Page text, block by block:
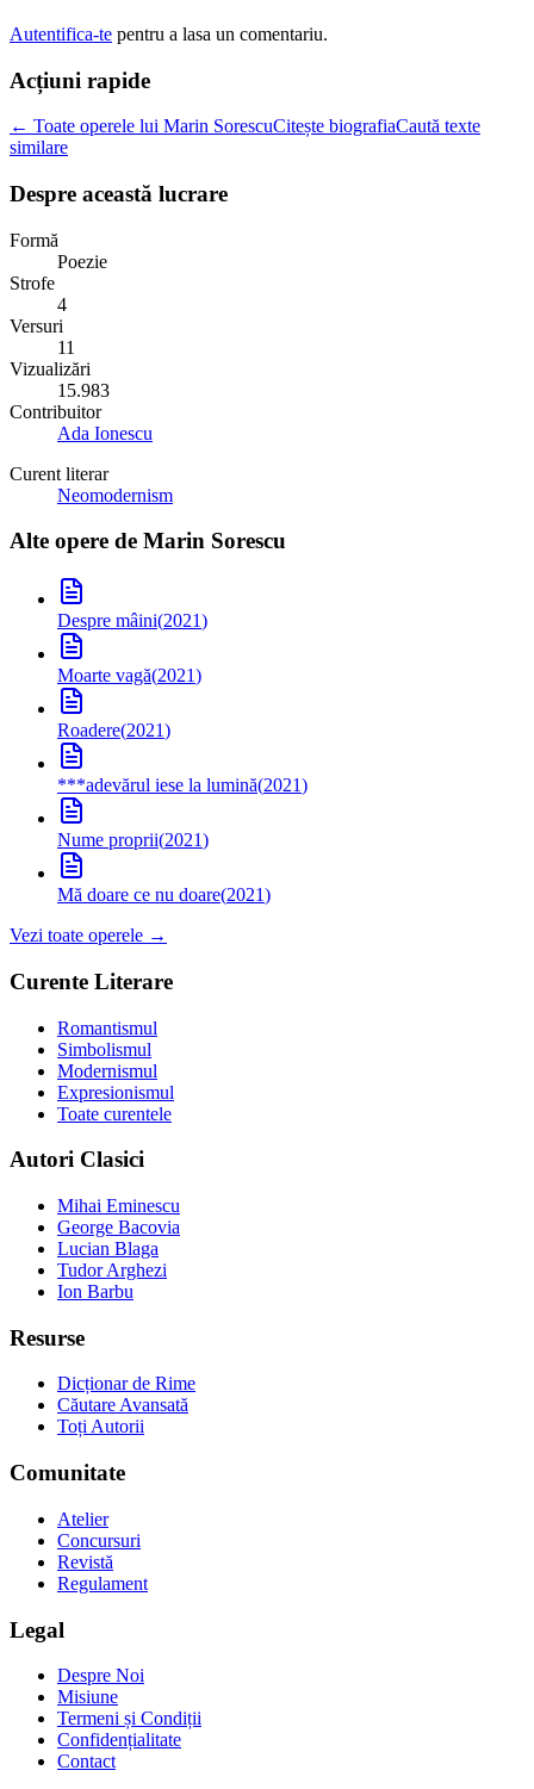
Autentifica-te pentru a lasa un comentariu.
Acțiuni rapide
← Toate operele lui Marin SorescuCitește biografiaCaută texte
similare
Despre această lucrare
Formă
Poezie
Strofe
4
Versuri
11
Vizualizări
15.983
Contribuitor
Ada Ionescu
Curent literar
Neomodernism
Alte opere de Marin Sorescu
Despre mâini(2021)
Moarte vagă(2021)
Roadere(2021)
***adevărul iese la lumină(2021)
Nume proprii(2021)
Mă doare ce nu doare(2021)
Vezi toate operele →
Curente Literare
Romantismul
Simbolismul
Modernismul
Expresionismul
Toate curentele
Autori Clasici
Mihai Eminescu
George Bacovia
Lucian Blaga
Tudor Arghezi
Ion Barbu
Resurse
Dicționar de Rime
Căutare Avansată
Toți Autorii
Comunitate
Atelier
Concursuri
Revistă
Regulament
Legal
Despre Noi
Misiune
Termeni și Condiții
Confidențialitate
Contact